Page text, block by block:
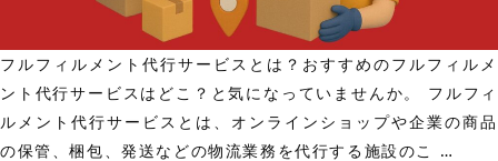
ど
も
ご
紹
介！
社
選！
選
び
方
フルフィルメント代行サービスとは？おすすめのフルフィルメ
ント代行サービスはどこ？と気になっていませんか。 フルフィ
ルメント代行サービスとは、オンラインショップや企業の商品
の保管、梱包、発送などの物流業務を代行する施設のこ …